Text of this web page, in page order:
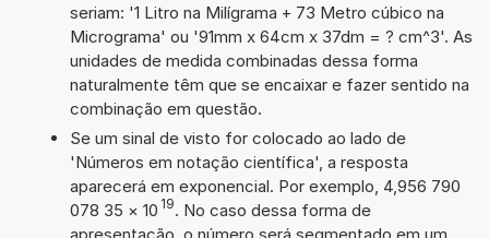
seriam: '1 Litro na Milígrama + 73 Metro cúbico na
Micrograma' ou '91mm x 64cm x 37dm = ? cm^3'. As
unidades de medida combinadas dessa forma
naturalmente têm que se encaixar e fazer sentido na
combinação em questão.
Se um sinal de visto for colocado ao lado de
'Números em notação científica', a resposta
aparecerá em exponencial. Por exemplo, 4,956 790
078 35 × 10 19. No caso dessa forma de
apresentação, o número será segmentado em um